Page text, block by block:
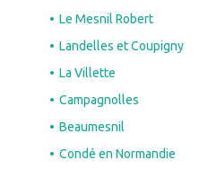
Le Mesnil Robert
Landelles et Coupigny
La Villette
Campagnolles
Beaumesnil
Condé en Normandie